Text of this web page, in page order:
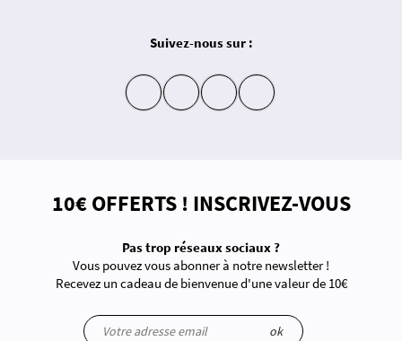
Suivez-nous sur :
insta fb yt in
10€ OFFERTS ! INSCRIVEZ-VOUS
Pas trop réseaux sociaux ?
Vous pouvez vous abonner à notre newsletter !
Recevez un cadeau de bienvenue d'une valeur de 10€
ok